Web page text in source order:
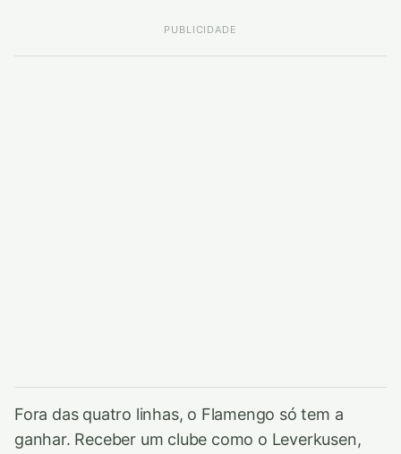
PUBLICIDADE
Fora das quatro linhas, o Flamengo só tem a
ganhar. Receber um clube como o Leverkusen,